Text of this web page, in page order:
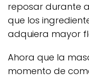
reposar durante
que los
adquiera mayor
Ahora que la
momento de